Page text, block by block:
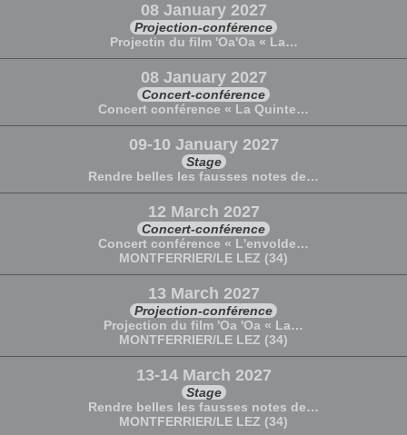
08 January 2027
Projection-conférence
Projectin du film 'Oa'Oa « La…
08 January 2027
Concert-conférence
Concert conférence « La Quinte…
09-10 January 2027
Stage
Rendre belles les fausses notes de…
12 March 2027
Concert-conférence
Concert conférence « L'envolde…
MONTFERRIER/LE LEZ (34)
13 March 2027
Projection-conférence
Projection du film 'Oa 'Oa « La…
MONTFERRIER/LE LEZ (34)
13-14 March 2027
Stage
Rendre belles les fausses notes de…
MONTFERRIER/LE LEZ (34)